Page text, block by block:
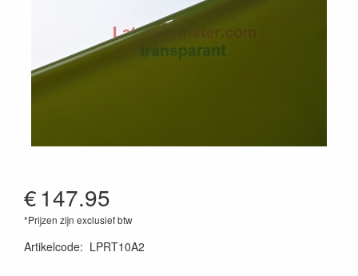
€147.95
*Prijzen zijn exclusief btw
Artikelcode: LPRT10A2